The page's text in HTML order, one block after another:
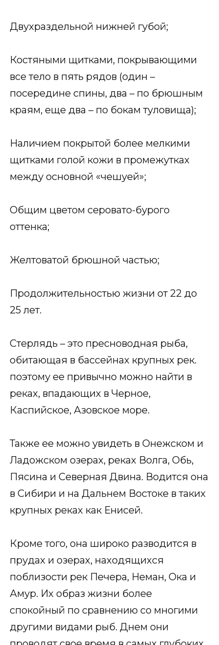
Двухраздельной нижней губой;
Костяными щитками, покрывающими
все тело в пять рядов (один –
посередине спины, два – по брюшным
краям, еще два – по бокам туловища);
Наличием покрытой более мелкими
щитками голой кожи в промежутках
между основной «чешуей»;
Общим цветом серовато-бурого
оттенка;
Желтоватой брюшной частью;
Продолжительностью жизни от 22 до
25 лет.
Стерлядь – это пресноводная рыба,
обитающая в бассейнах крупных рек.
поэтому ее привычно можно найти в
реках, впадающих в Черное,
Каспийское, Азовское море.
Также ее можно увидеть в Онежском и
Ладожском озерах, реках Волга, Обь,
Пясина и Северная Двина. Водится она
в Сибири и на Дальнем Востоке в таких
крупных реках как Енисей.
Кроме того, она широко разводится в
прудах и озерах, находящихся
поблизости рек Печера, Неман, Ока и
Амур. Их образ жизни более
спокойный по сравнению со многими
другими видами рыб. Днем они